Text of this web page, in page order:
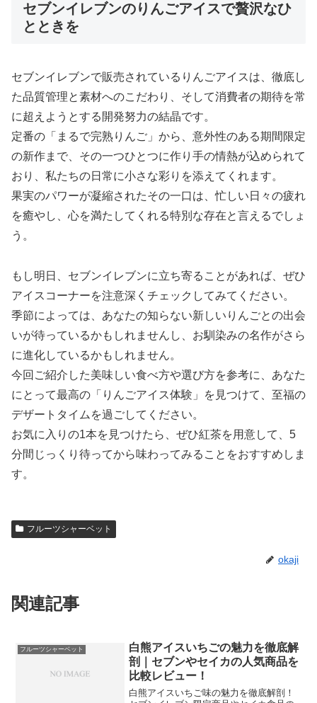
セブンイレブンのりんごアイスで贅沢なひ
とときを
セブンイレブンで販売されているりんごアイスは、徹底し
た品質管理と素材へのこだわり、そして消費者の期待を常
に超えようとする開発努力の結晶です。
定番の「まるで完熟りんご」から、意外性のある期間限定
の新作まで、その一つひとつに作り手の情熱が込められて
おり、私たちの日常に小さな彩りを添えてくれます。
果実のパワーが凝縮されたその一口は、忙しい日々の疲れ
を癒やし、心を満たしてくれる特別な存在と言えるでしょ
う。
もし明日、セブンイレブンに立ち寄ることがあれば、ぜひ
アイスコーナーを注意深くチェックしてみてください。
季節によっては、あなたの知らない新しいりんごとの出会
いが待っているかもしれませんし、お馴染みの名作がさら
に進化しているかもしれません。
今回ご紹介した美味しい食べ方や選び方を参考に、あなた
にとって最高の「りんごアイス体験」を見つけて、至福の
デザートタイムを過ごしてください。
お気に入りの1本を見つけたら、ぜひ紅茶を用意して、5
分間じっくり待ってから味わってみることをおすすめしま
す。
フルーツシャーベット
okaji
関連記事
フルーツシャーベット
白熊アイスいちごの魅力を徹底解
剖｜セブンやセイカの人気商品を
比較レビュー！
白熊アイスいちご味の魅力を徹底解剖！